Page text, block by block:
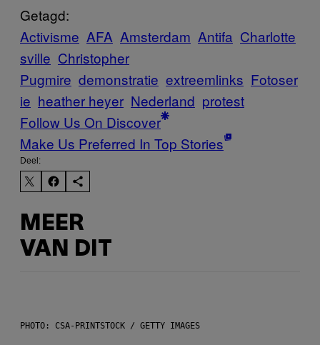
Getagd:
Activisme AFA Amsterdam Antifa Charlotte
sville Christopher
Pugmire demonstratie extreemlinks Fotoser
ie heather heyer Nederland protest
Follow Us On Discover
Make Us Preferred In Top Stories
Deel:
MEER
VAN DIT
PHOTO: CSA-PRINTSTOCK / GETTY IMAGES